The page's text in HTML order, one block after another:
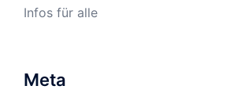
Infos für alle
Meta